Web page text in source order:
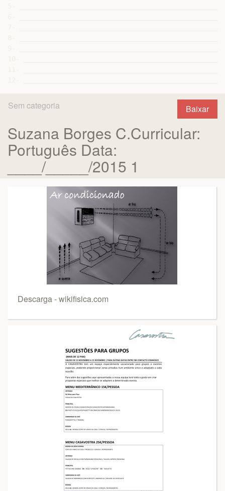
Baixar
Sem categoria
Suzana Borges C.Curricular:
Português Data:
____/_____/2015 1
Descarga - wikifisica.com